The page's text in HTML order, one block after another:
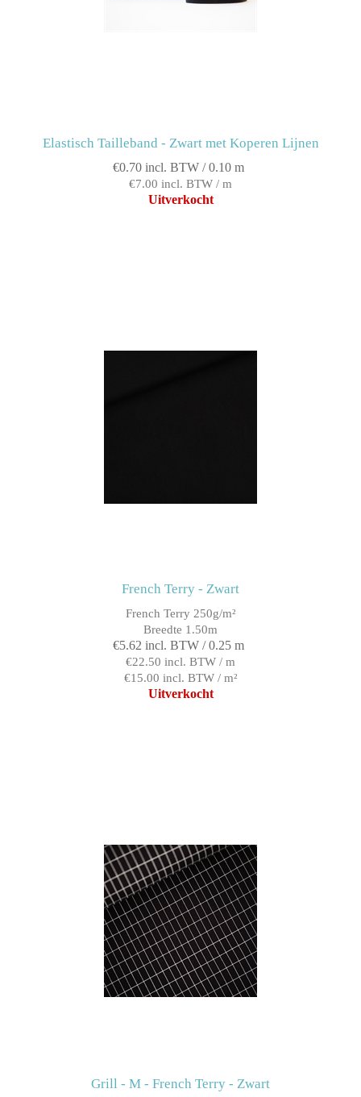
Elastisch Tailleband - Zwart met Koperen Lijnen
€0.70 incl. BTW / 0.10 m
€7.00 incl. BTW / m
Uitverkocht
French Terry - Zwart
French Terry 250g/m²
Breedte 1.50m
€5.62 incl. BTW / 0.25 m
€22.50 incl. BTW / m
€15.00 incl. BTW / m²
Uitverkocht
Grill - M - French Terry - Zwart